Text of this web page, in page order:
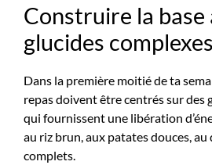
Construire la base
glucides complexes
Dans la première moitié de ta
repas doivent être centrés sur des
qui fournissent une libération
au riz brun, aux patates douces,
complets.